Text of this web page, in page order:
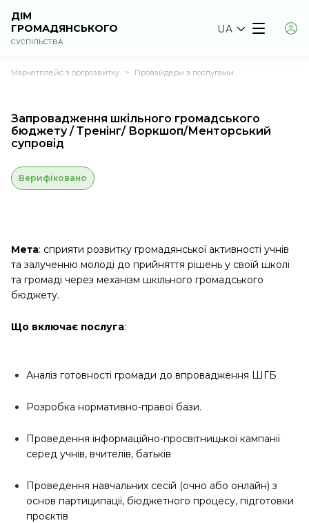
ДІМ
ГРОМАДЯНСЬКОГО
СУСПІЛЬСТВА
UA
Маркетплейс з оргрозвитку > Провайдери з послугами
Запровадження шкільного громадського
бюджету / Тренінг/ Воркшоп/Менторський
супровід
Верифіковано
Мета: сприяти розвитку громадянської активності учнів
та залученню молоді до прийняття рішень у своїй школі
та громаді через механізм шкільного громадського
бюджету.
Що включає послуга:
Аналіз готовності громади до впровадження ШГБ
Розробка нормативно-правої бази.
Проведення інформаційно-просвітницької кампанії
серед учнів, вчителів, батьків
Проведення навчальних сесій (очно або онлайн) з
основ партиципації, бюджетного процесу, підготовки
проєктів